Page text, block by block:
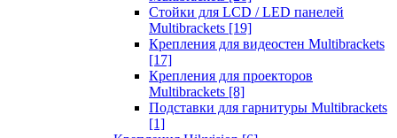
Стойки для LCD / LED панелей
Multibrackets [19]
Крепления для видеостен Multibrackets
[17]
Крепления для проекторов
Multibrackets [8]
Подставки для гарнитуры Multibrackets
[1]